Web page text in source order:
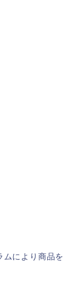
ムにより商品を